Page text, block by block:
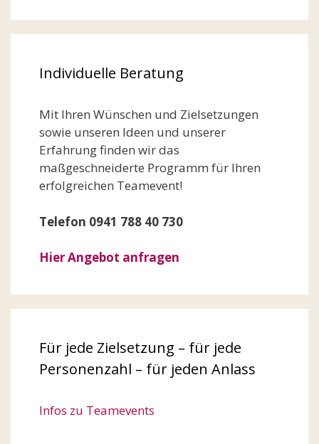
Individuelle Beratung
Mit Ihren Wünschen und Zielsetzungen
sowie unseren Ideen und unserer
Erfahrung finden wir das
maßgeschneiderte Programm für Ihren
erfolgreichen Teamevent!
Telefon 0941 788 40 730
Hier Angebot anfragen
Für jede Zielsetzung – für jede
Personenzahl – für jeden Anlass
Infos zu Teamevents